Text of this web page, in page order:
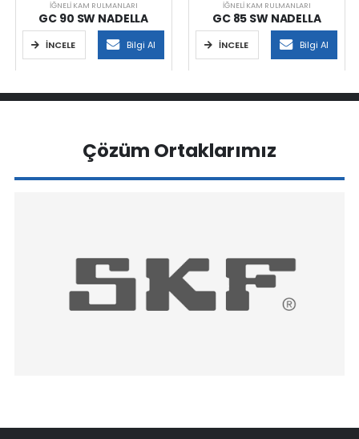
İĞNELI KAM RULMANLARI
GC 90 SW NADELLA
İNCELE Bilgi Al
İĞNELI KAM RULMANLARI
GC 85 SW NADELLA
İNCELE Bilgi Al
Çözüm Ortaklarımız